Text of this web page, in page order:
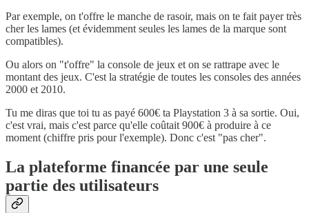
Par exemple, on t'offre le manche de rasoir, mais on te fait payer très
cher les lames (et évidemment seules les lames de la marque sont
compatibles).
Ou alors on "t'offre" la console de jeux et on se rattrape avec le
montant des jeux. C'est la stratégie de toutes les consoles des années
2000 et 2010.
Tu me diras que toi tu as payé 600€ ta Playstation 3 à sa sortie. Oui,
c'est vrai, mais c'est parce qu'elle coûtait 900€ à produire à ce
moment (chiffre pris pour l'exemple). Donc c'est "pas cher".
La plateforme financée par une seule
partie des utilisateurs